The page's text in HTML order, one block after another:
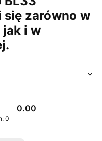
się zarówno w
i w
0.00
0